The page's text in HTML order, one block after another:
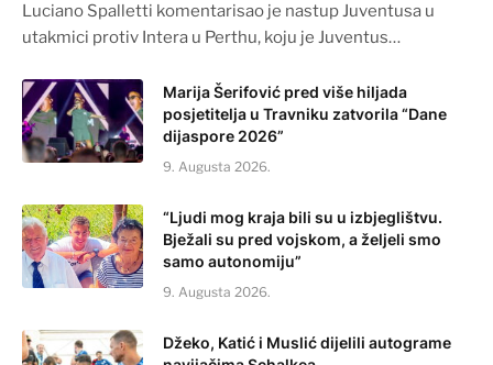
Luciano Spalletti komentarisao je nastup Juventusa u
utakmici protiv Intera u Perthu, koju je Juventus…
Marija Šerifović pred više hiljada
posjetitelja u Travniku zatvorila “Dane
dijaspore 2026”
9. Augusta 2026.
“Ljudi mog kraja bili su u izbjeglištvu.
Bježali su pred vojskom, a željeli smo
samo autonomiju”
9. Augusta 2026.
Džeko, Katić i Muslić dijelili autograme